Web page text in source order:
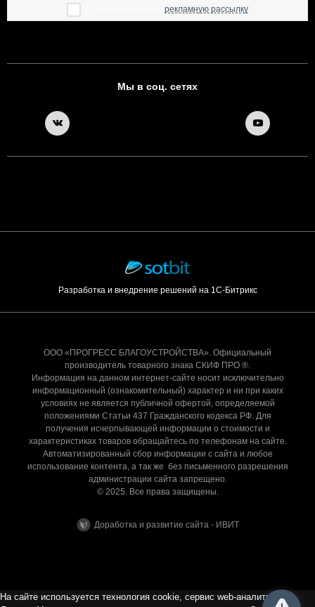
рекламную рассылку
Мы в соц. сетях
Разработка и внедрение решений на 1С-Битрикс
ООО «ПРОГРЕСС БЛАГОУСТРОЙСТВА». Официальный
производитель товарного знака СКИФ ПРО ®.
Информация на данном интернет-сайте носит исключительно
информационный (ознакомительный) характер и ни при каких
условиях не является публичной офертой, определяемой
положениями Статьи 437 Гражданского кодекса РФ. Для
получения исчерпывающей информации о стоимости и
характеристиках товаров обращайтесь по телефонам на сайте.
Автоматизированный сбор информации с сайта и любое
использование контента, а так же без письменного разрешения
администрации сайта запрещено.
© 2025. Все права защищены.
Доработка и развитие сайта - ИВИТ
На сайте используется технология cookie, сервис web-аналитики